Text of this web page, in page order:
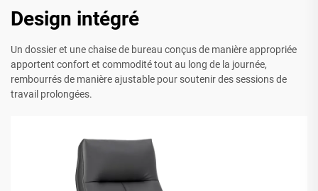
Design intégré
Un dossier et une chaise de bureau conçus de manière appropriée
apportent confort et commodité tout au long de la journée,
rembourrés de manière ajustable pour soutenir des sessions de
travail prolongées.